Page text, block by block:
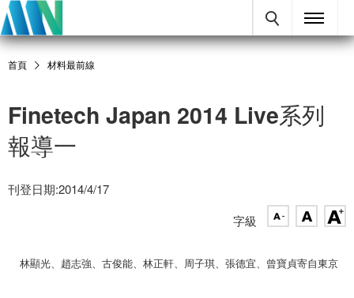
首頁 材料最前線
Finetech Japan 2014 Live系列
報導一
刊登日期:2014/4/17
字級
林顯光、趙志強、古俊能、林正軒、周子琪、張德宜、曾寶貞寄自東京